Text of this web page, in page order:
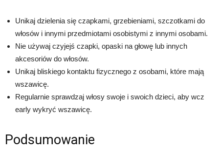
Unikaj dzielenia się czapkami, grzebieniami, szczotkami do
włosów i innymi przedmiotami osobistymi z innymi osobami.
Nie używaj czyjejś czapki, opaski na głowę lub innych
akcesoriów do włosów.
Unikaj bliskiego kontaktu fizycznego z osobami, które mają
wszawicę.
Regularnie sprawdzaj włosy swoje i swoich dzieci, aby wcz
early wykryć wszawicę.
Podsumowanie